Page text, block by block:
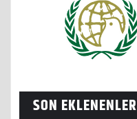
SON EKLENENLER